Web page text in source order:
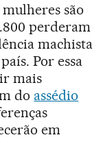
são
perderam
machista
Por essa
mais
do assédio
em